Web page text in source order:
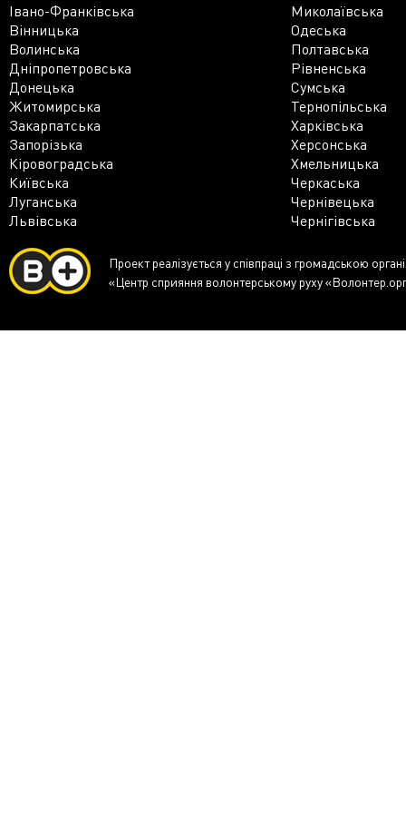
Івано-Франківська
Миколаївська
Вінницька
Одеська
Волинська
Полтавська
Дніпропетровська
Рівненська
Донецька
Сумська
Житомирська
Тернопільська
Закарпатська
Харківська
Запорізька
Херсонська
Кіровоградська
Хмельницька
Київська
Черкаська
Луганська
Чернівецька
Львівська
Чернігівська
Проект реалізується у співпраці з громадською
«Центр сприяння волонтерському руху